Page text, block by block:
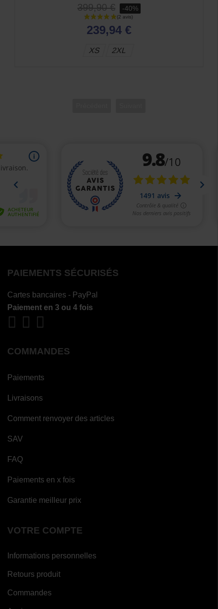
399,90 € -40%
239,94 €
XS 2XL
PAIEMENTS SÉCURISÉS
Cartes bancaires - PayPal
Paiement en 3 ou 4 fois
COMMANDES
Paiements
Livraisons
Comment renvoyer des articles
SAV
FAQ
Paiements en x fois
Garantie meilleur prix
VOTRE COMPTE
Informations personnelles
Retours produit
Commandes